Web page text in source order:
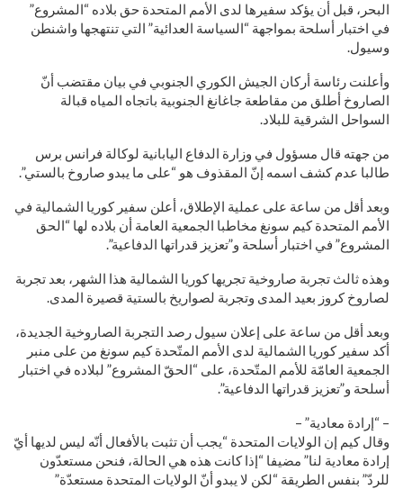
البحر، قبل أن يؤكد سفيرها لدى الأمم المتحدة حق بلاده “المشروع”
في اختبار أسلحة بمواجهة “السياسة العدائية” التي تنتهجها واشنطن
وسيول.
وأعلنت رئاسة أركان الجيش الكوري الجنوبي في بيان مقتضب أنّ
الصاروخ أطلق من مقاطعة جاغانغ الجنوبية باتجاه المياه قبالة
السواحل الشرقية للبلاد.
من جهته قال مسؤول في وزارة الدفاع اليابانية لوكالة فرانس برس
طالبا عدم كشف اسمه إنّ المقذوف هو “على ما يبدو صاروخ بالستي”.
وبعد أقل من ساعة على عملية الإطلاق، أعلن سفير كوريا الشمالية في
الأمم المتحدة كيم سونغ مخاطبا الجمعية العامة أن بلاده لها “الحق
المشروع” في اختبار أسلحة و”تعزيز قدراتها الدفاعية”.
وهذه ثالث تجربة صاروخية تجريها كوريا الشمالية هذا الشهر، بعد تجربة
لصاروخ كروز بعيد المدى وتجربة لصواريخ بالستية قصيرة المدى.
وبعد أقل من ساعة على إعلان سيول رصد التجربة الصاروخية الجديدة،
أكد سفير كوريا الشمالية لدى الأمم المتّحدة كيم سونغ من على منبر
الجمعية العامّة للأمم المتّحدة، على “الحقّ المشروع” لبلاده في اختبار
أسلحة و”تعزيز قدراتها الدفاعية”.
– “إرادة معادية” –
وقال كيم إن الولايات المتحدة “يجب أن تثبت بالأفعال أنّه ليس لديها أيّ
إرادة معادية لنا” مضيفا “إذا كانت هذه هي الحالة، فنحن مستعدّون
للردّ” بنفس الطريقة “لكن لا يبدو أنّ الولايات المتحدة مستعدّة”